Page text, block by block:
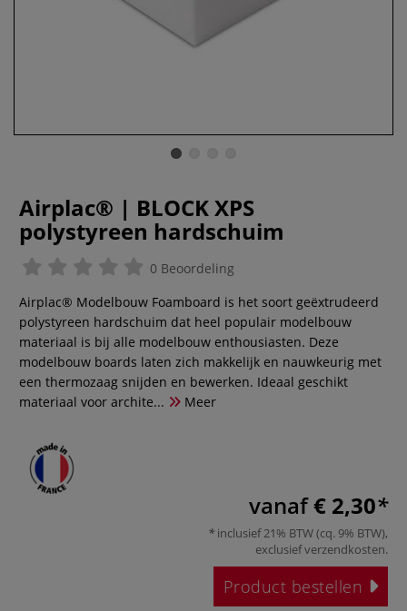
Airplac® | BLOCK XPS
polystyreen hardschuim
0 Beoordeling
Airplac® Modelbouw Foamboard is het soort geëxtrudeerd
polystyreen hardschuim dat heel populair modelbouw
materiaal is bij alle modelbouw enthousiasten. Deze
modelbouw boards laten zich makkelijk en nauwkeurig met
een thermozaag snijden en bewerken. Ideaal geschikt
materiaal voor archite...
Meer
vanaf€ 2,30
inclusief 21% BTW (cq. 9% BTW),
exclusiefverzendkosten.
Product bestellen